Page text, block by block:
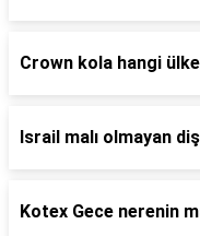
Crown kola hangi
Israil malı olmayan
Kotex Gece nerenin